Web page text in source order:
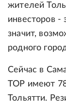
жителей
инвесторов -
значит,
родного
Сейчас в
ТОР имеют
Тольятти.